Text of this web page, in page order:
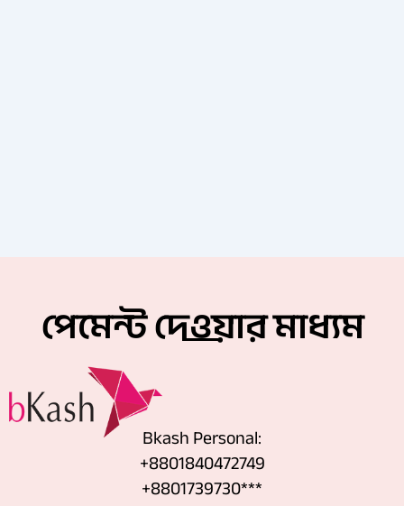
পেমেন্ট দেওয়ার মাধ্যম
Bkash Personal:
+8801840472749
+8801739730***